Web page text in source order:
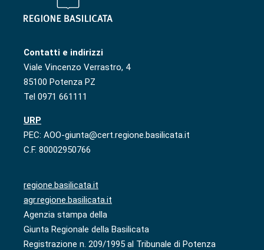
Contatti e indirizzi
Viale Vincenzo Verrastro, 4
85100 Potenza PZ
Tel 0971 661111
URP
PEC: AOO-giunta@cert.regione.basilicata.it
C.F. 80002950766
regione.basilicata.it
agr.regione.basilicata.it
Agenzia stampa della
Giunta Regionale della Basilicata
Registrazione n. 209/1995 al Tribunale di Potenza